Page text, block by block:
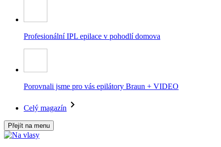
Profesionální IPL epilace v pohodlí domova
Porovnali jsme pro vás epilátory Braun + VIDEO
Celý magazín
Přejít na menu